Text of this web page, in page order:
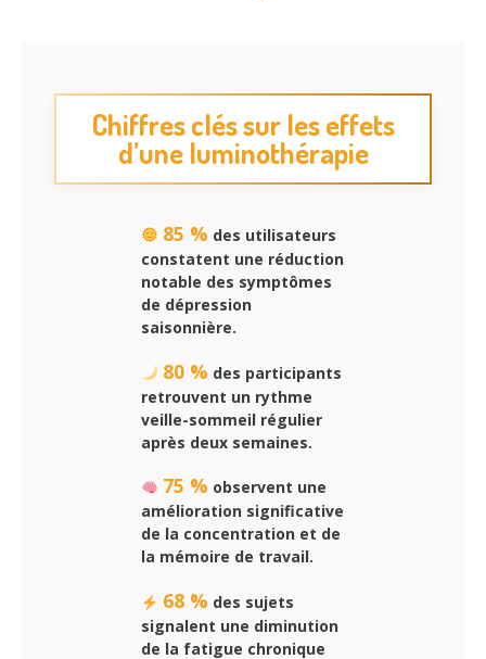
Chiffres clés sur les effets
d’une luminothérapie
85 % des utilisateurs
constatent une réduction
notable des symptômes
de dépression
saisonnière.
80 % des participants
retrouvent un rythme
veille-sommeil régulier
après deux semaines.
75 % observent une
amélioration significative
de la concentration et de
la mémoire de travail.
68 % des sujets
signalent une diminution
de la fatigue chronique